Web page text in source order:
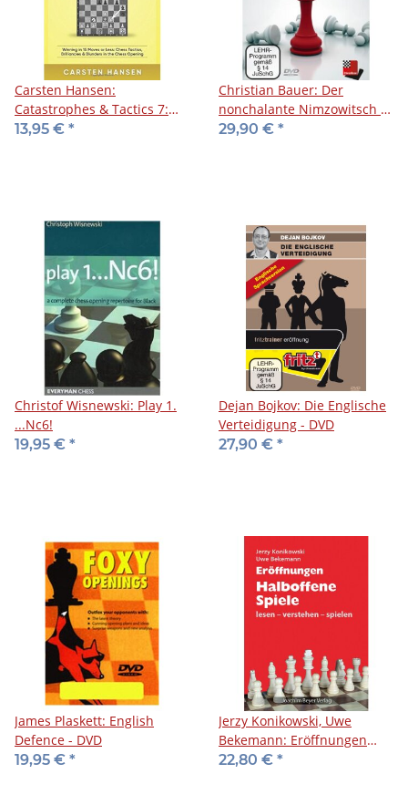
Carsten Hansen:
Catastrophes & Tactics 7:
Minor Semi-Open Games
13,95 € *
Christian Bauer: Der
nonchalante Nimzowitsch -
1.e4 Sc6 - DVD
29,90 € *
Christof Wisnewski: Play 1.
...Nc6!
19,95 € *
Dejan Bojkov: Die Englische
Verteidigung - DVD
27,90 € *
James Plaskett: English
Defence - DVD
19,95 € *
Jerzy Konikowski, Uwe
Bekemann: Eröffnungen
Halboffene Spiele
22,80 € *